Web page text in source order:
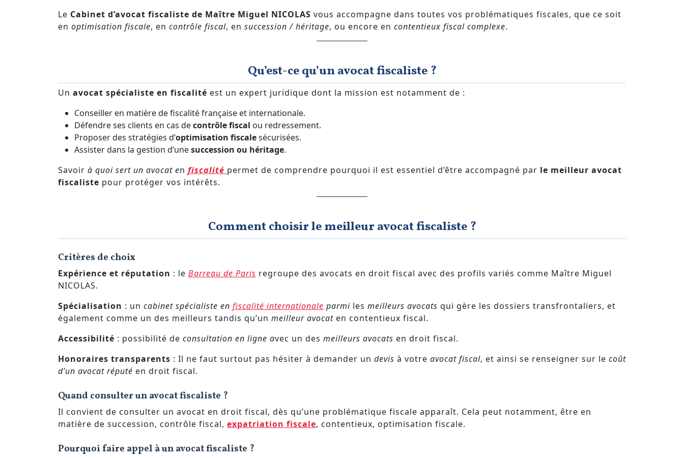
Le Cabinet d’avocat fiscaliste de Maître Miguel NICOLAS vous accompagne dans toutes vos problématiques fiscales, que ce soit
en optimisation fiscale, en contrôle fiscal, en succession / héritage, ou encore en contentieux fiscal complexe.
Qu’est-ce qu’un avocat fiscaliste ?
Un avocat spécialiste en fiscalité est un expert juridique dont la mission est notamment de :
Conseiller en matière de fiscalité française et internationale.
Défendre ses clients en cas decontrôle fiscal ou redressement.
Proposer des stratégies d’optimisation fiscalesécurisées.
Assister dans la gestion d’unesuccession ou héritage.
Savoir à quoi sert un avocat en fiscalité permet de comprendre pourquoi il est essentiel d’être accompagné par le meilleur avocat
fiscaliste pour protéger vos intérêts.
Comment choisir le meilleur avocat fiscaliste ?
Critères de choix
Expérience et réputation : le Barreau de Paris regroupe des avocats en droit fiscal avec des profils variés comme Maître Miguel
NICOLAS.
Spécialisation : un cabinet spécialiste en fiscalité internationale parmi les meilleurs avocats qui gère les dossiers transfrontaliers, et
également comme un des meilleurs tandis qu’un meilleur avocat en contentieux fiscal.
Accessibilité : possibilité de consultation en ligne avec un des meilleurs avocats en droit fiscal.
Honoraires transparents : Il ne faut surtout pas hésiter à demander un devis à votre avocat fiscal, et ainsi se renseigner sur le coût
d’un avocat réputé en droit fiscal.
Quand consulter un avocat fiscaliste ?
Il convient de consulter un avocat en droit fiscal, dès qu’une problématique fiscale apparaît. Cela peut notamment, être en
matière de succession, contrôle fiscal, expatriation fiscale, contentieux, optimisation fiscale.
Pourquoi faire appel à un avocat fiscaliste ?